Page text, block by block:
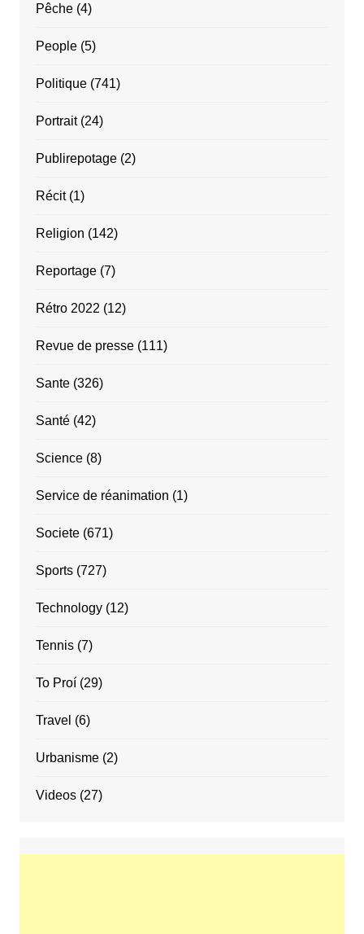
Pêche(4)
People(5)
Politique(741)
Portrait(24)
Publirepotage(2)
Récit(1)
Religion (142)
Reportage(7)
Rétro 2022 (12)
Revue de presse(111)
Sante(326)
Santé(42)
Science(8)
Service de réanimation (1)
Societe(671)
Sports(727)
Technology(12)
Tennis(7)
To Proí(29)
Travel (6)
Urbanisme(2)
Videos(27)